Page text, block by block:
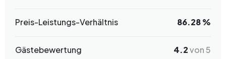
Preis-Leistungs-Verhältnis 86.28 %
Gästebewertung 4.2von 5